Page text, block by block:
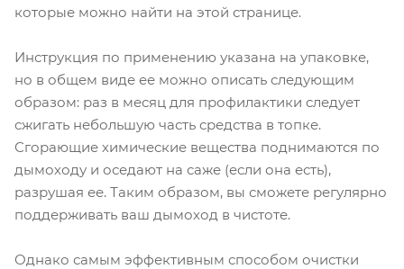
которые можно найти на этой странице.
Инструкция по применению указана на упаковке,
но в общем виде ее можно описать следующим
образом: раз в месяц для профилактики следует
сжигать небольшую часть средства в топке.
Сгорающие химические вещества поднимаются по
дымоходу и оседают на саже (если она есть),
разрушая ее. Таким образом, вы сможете регулярно
поддерживать ваш дымоход в чистоте.
Однако самым эффективным способом очистки